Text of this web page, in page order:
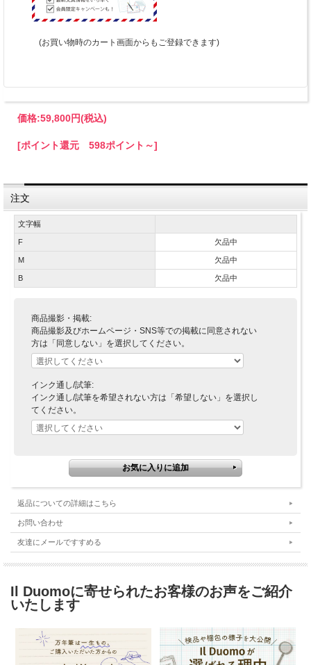
(お買い物時のカート画面からもご登録できます)
価格:59,800円(税込)
[ポイント還元 598ポイント～]
注文
文字幅
F 欠品中
M 欠品中
B 欠品中
商品撮影・掲載:
商品撮影及びホームページ・SNS等での掲載に同意されない
方は「同意しない」を選択してください。
インク通し/試筆:
インク通し/試筆を希望されない方は「希望しない」を選択し
てください。
返品についての詳細はこちら
お問い合わせ
友達にメールですすめる
Il Duomoに寄せられたお客様のお声をご紹介
いたします